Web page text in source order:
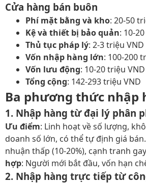
Cửa hàng bán buôn
Phí mặt bằng và kho: 20-50
Kệ và thiết bị bảo quản: 10-
Thủ tục pháp lý: 2-3 triệu VND
Vốn nhập hàng lớn: 100-200
Vốn lưu động: 10-20 triệu VND
Tổng cộng: 142-293 triệu VND
Ba phương thức nhập
1. Nhập hàng từ đại lý phân
Ưu điểm: Linh hoạt về số lượng,
doanh số lớn, có thể tự định giá bán.
nhuận thấp (10-20%), cạnh tranh
hợp: Người mới bắt đầu, vốn hạn
2. Nhập hàng trực tiếp từ